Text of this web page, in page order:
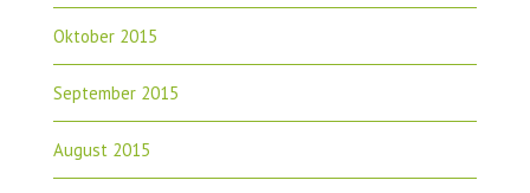
Oktober 2015
September 2015
August 2015